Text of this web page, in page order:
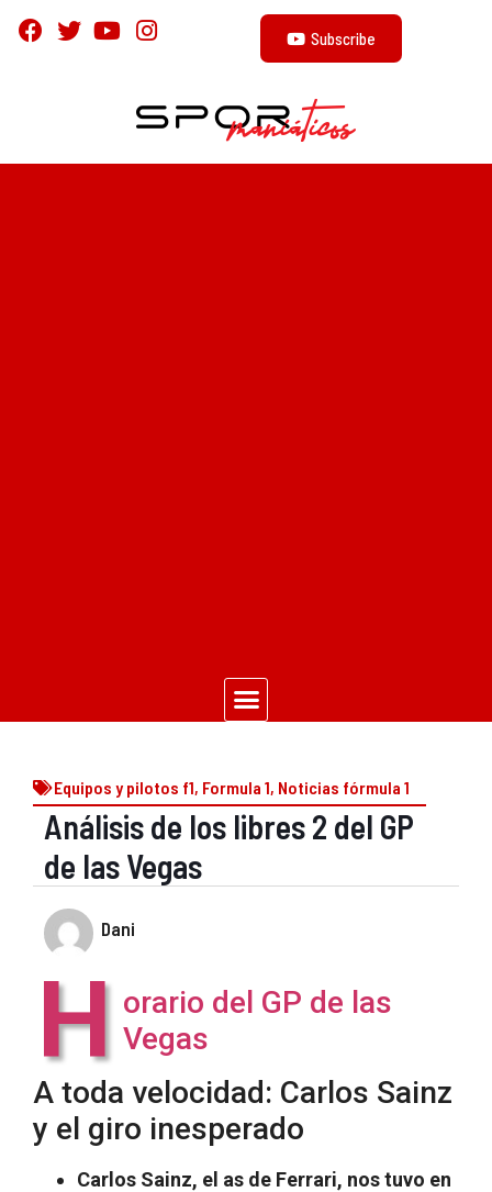
Subscribe
Equipos y pilotos f1, Formula 1, Noticias fórmula 1
Análisis de los libres 2 del GP
de las Vegas
Dani
H orario del GP de las
Vegas
A toda velocidad: Carlos Sainz
y el giro inesperado
Carlos Sainz, el as de Ferrari, nos tuvo en